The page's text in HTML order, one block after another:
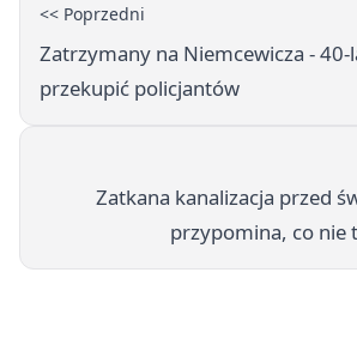
<< Poprzedni
Zatrzymany na Niemcewicza - 40-
przekupić policjantów
Zatkana kanalizacja przed
przypomina, co nie